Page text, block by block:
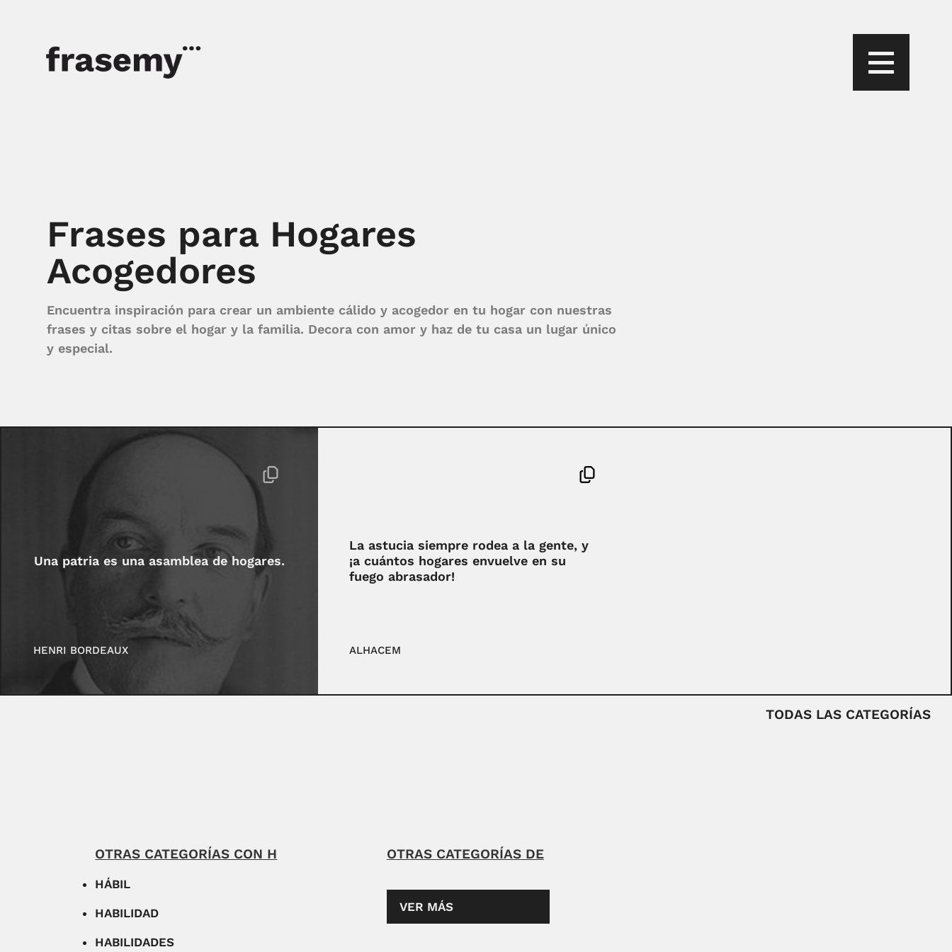
Frases para Hogares
Acogedores
Encuentra inspiración para crear un ambiente cálido y acogedor en tu hogar con nuestras
frases y citas sobre el hogar y la familia. Decora con amor y haz de tu casa un lugar único
y especial.
Una patria es una asamblea de hogares.
HENRI BORDEAUX
La astucia siempre rodea a la gente, y
¡a cuántos hogares envuelve en su
fuego abrasador!
ALHACEM
TODAS LAS CATEGORÍAS
OTRAS CATEGORÍAS CON H
HÁBIL
HABILIDAD
HABILIDADES
OTRAS CATEGORÍAS DE
VER MÁS